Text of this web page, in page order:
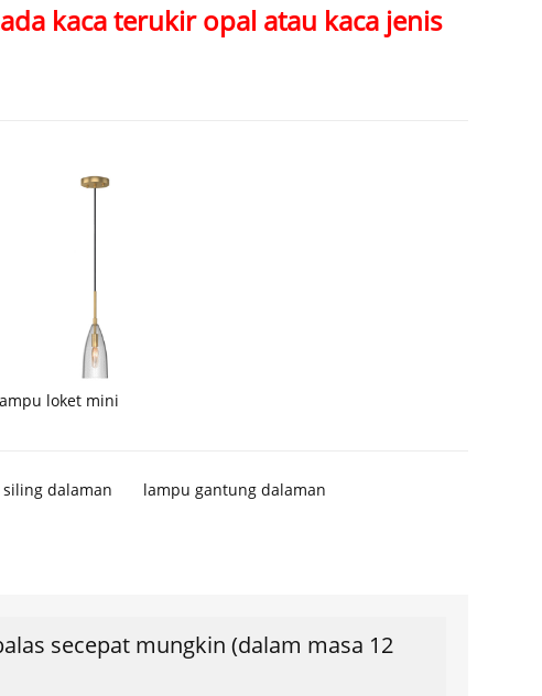
kaca terukir opal atau kaca jenis
loket mini
dalaman
lampu gantung dalaman
secepat mungkin (dalam masa 12